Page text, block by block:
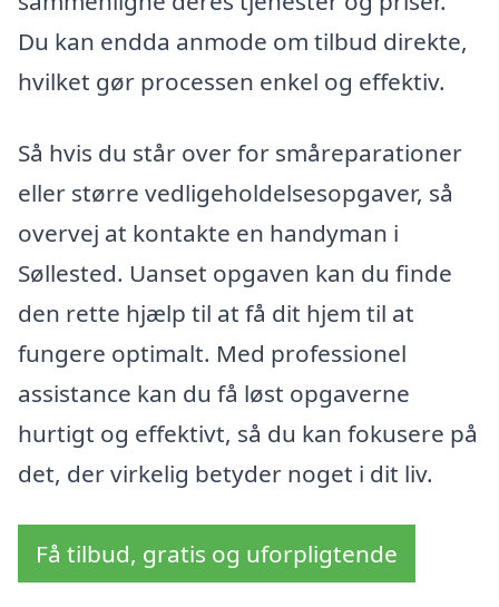
Du kan endda anmode om tilbud direkte,
hvilket gør processen enkel og effektiv.
Så hvis du står over for småreparationer
eller større vedligeholdelsesopgaver, så
overvej at kontakte en handyman i
Søllested. Uanset opgaven kan du finde
den rette hjælp til at få dit hjem til at
fungere optimalt. Med professionel
assistance kan du få løst opgaverne
hurtigt og effektivt, så du kan fokusere på
det, der virkelig betyder noget i dit liv.
Få tilbud, gratis og uforpligtende